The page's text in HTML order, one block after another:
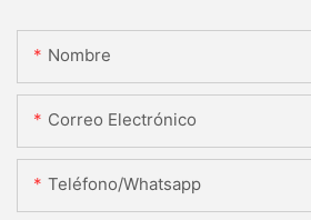
Nombre
Correo Electrónico
Teléfono/whatsapp